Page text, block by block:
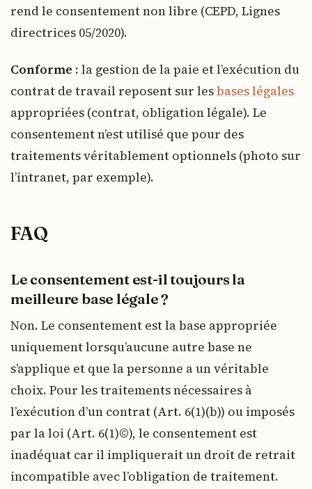
rend le consentement non libre (CEPD, Lignes
directrices 05/2020).
Conforme : la gestion de la paie et l’exécution du
contrat de travail reposent sur lesbases légales
appropriées (contrat, obligation légale). Le
consentement n’est utilisé que pour des
traitements véritablement optionnels (photo sur
l’intranet, par exemple).
FAQ
Le consentement est-il toujours la
meilleure base légale ?
Non. Le consentement est la base appropriée
uniquement lorsqu’aucune autre base ne
s’applique et que la personne a un véritable
choix. Pour les traitements nécessaires à
l’exécution d’un contrat (Art. 6(1)(b)) ou imposés
par la loi (Art. 6(1)©), le consentement est
inadéquat car il impliquerait un droit de retrait
incompatible avec l’obligation de traitement.